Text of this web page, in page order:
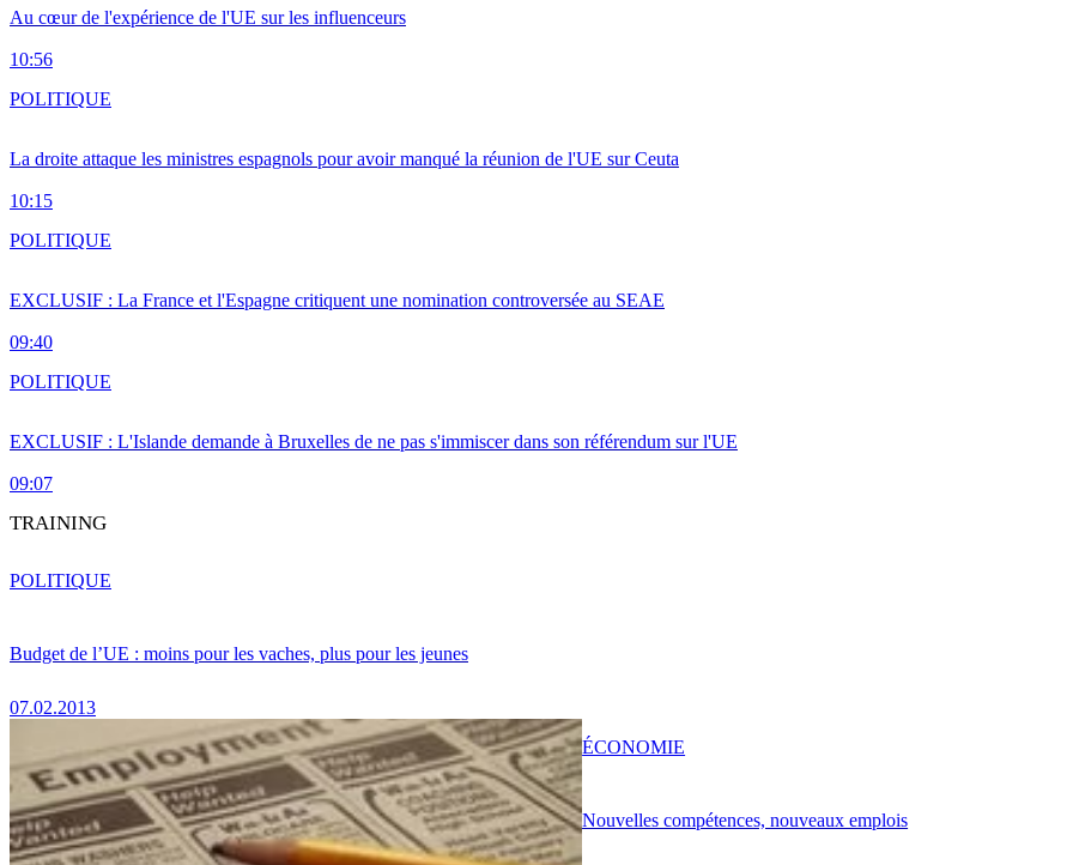
Au cœur de l'expérience de l'UE sur les influenceurs
10:56
La droite attaque les ministres espagnols pour avoir manqué la réunion de l'UE sur Ceuta
10:15
POLITIQUE
EXCLUSIF : La France et l'Espagne critiquent une nomination controversée au SEAE
09:40
POLITIQUE
EXCLUSIF : L'Islande demande à Bruxelles de ne pas s'immiscer dans son référendum sur l'UE
09:07
POLITIQUE
TRAINING
Budget de l’UE : moins pour les vaches, plus pour les jeunes
07.02.2013
POLITIQUE
Nouvelles compétences, nouveaux emplois
ÉCONOMIE